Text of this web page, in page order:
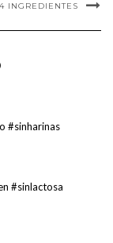
INGREDIENTES
#sinharinas
#sinlactosa